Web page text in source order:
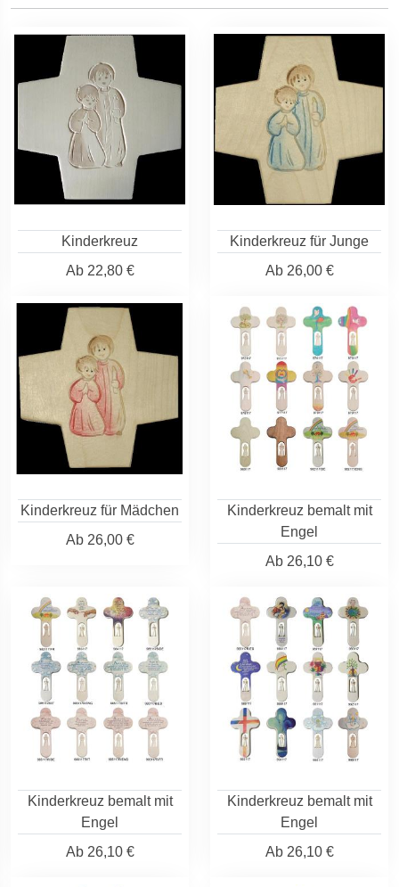
Kinderkreuz
Ab22,80 €
Kinderkreuz für Junge
Ab26,00 €
Kinderkreuz für Mädchen
Ab26,00 €
Kinderkreuz bemalt mit
Engel
Ab26,10 €
Kinderkreuz bemalt mit
Engel
Ab26,10 €
Kinderkreuz bemalt mit
Engel
Ab26,10 €